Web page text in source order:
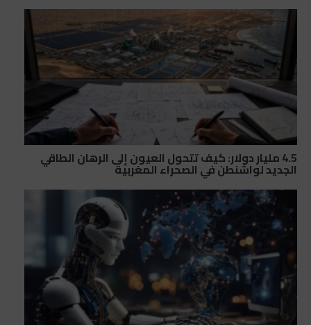
4.5 مليار دولار: كيف تتحول العيون إلى الرهان الطاقي
الجديد لواشنطن في الصحراء المغربية